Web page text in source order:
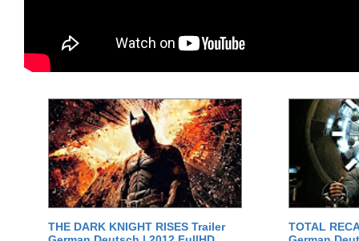
THE DARK KNIGHT RISES Trailer
TOTAL